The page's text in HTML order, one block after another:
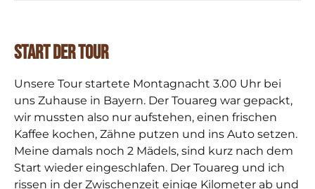
Start der Tour
Unsere Tour startete Montagnacht 3.00 Uhr bei
uns Zuhause in Bayern. Der Touareg war gepackt,
wir mussten also nur aufstehen, einen frischen
Kaffee kochen, Zähne putzen und ins Auto setzen.
Meine damals noch 2 Mädels, sind kurz nach dem
Start wieder eingeschlafen. Der Touareg und ich
rissen in der Zwischenzeit einige Kilometer ab und